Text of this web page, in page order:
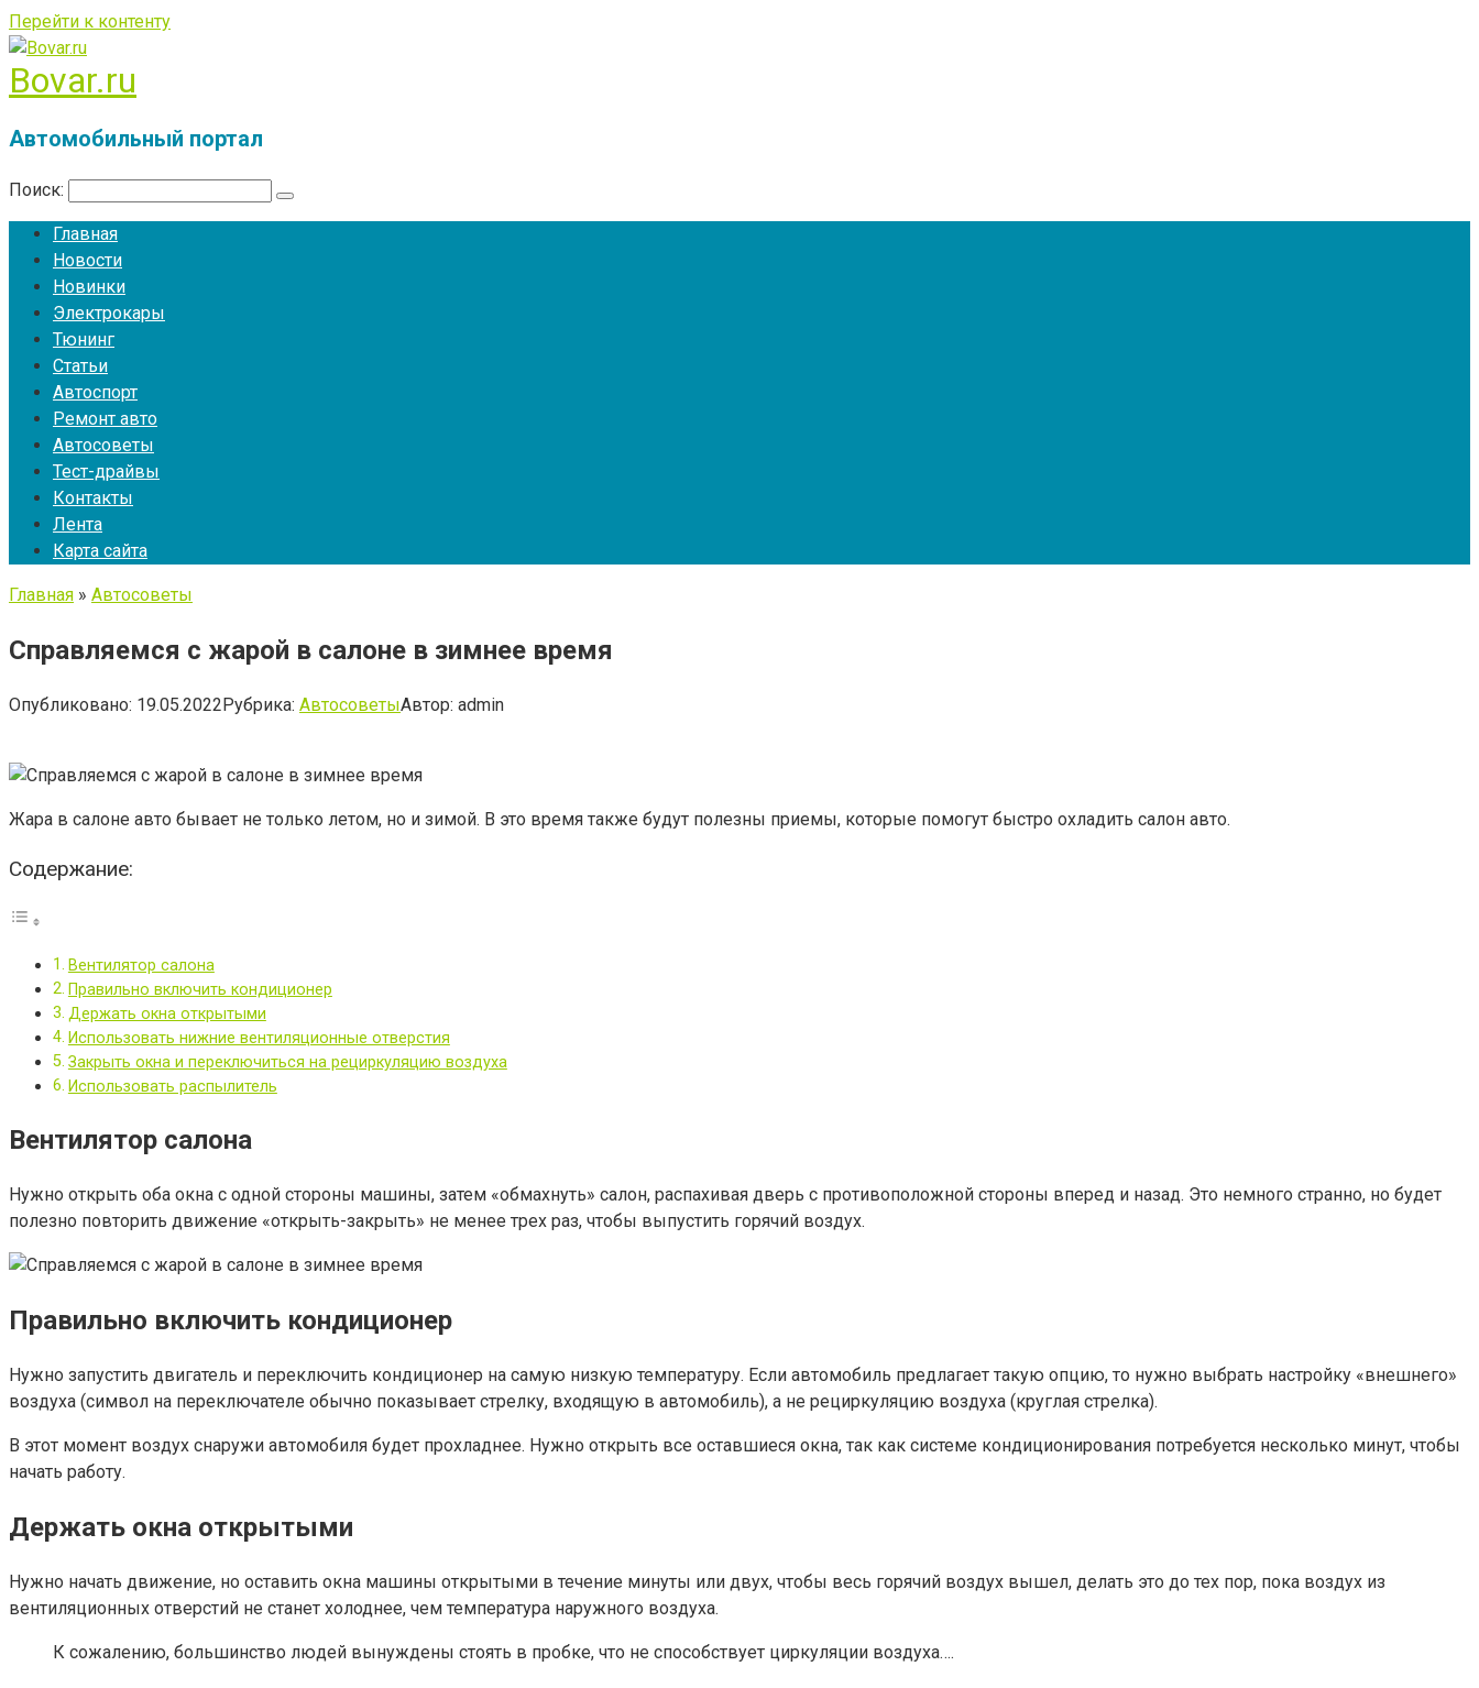
Перейти к контенту
Bovar.ru
Автомобильный портал
Поиск:
Главная
Новости
Новинки
Электрокары
Тюнинг
Статьи
Автоспорт
Ремонт авто
Автосоветы
Тест-драйвы
Контакты
Лента
Карта сайта
Главная » Автосоветы
Справляемся с жарой в салоне в зимнее время
Опубликовано: 19.05.2022Рубрика: АвтосоветыАвтор: admin
Жара в салоне авто бывает не только летом, но и зимой. В это время также будут полезны приемы, которые помогут быстро охладить салон авто.
Содержание:
Вентилятор салона
Правильно включить кондиционер
Держать окна открытыми
Использовать нижние вентиляционные отверстия
Закрыть окна и переключиться на рециркуляцию воздуха
Использовать распылитель
Вентилятор салона
Нужно открыть оба окна с одной стороны машины, затем «обмахнуть» салон, распахивая дверь с противоположной стороны вперед и назад. Это немного странно, но будет
полезно повторить движение «открыть-закрыть» не менее трех раз, чтобы выпустить горячий воздух.
Правильно включить кондиционер
Нужно запустить двигатель и переключить кондиционер на самую низкую температуру. Если автомобиль предлагает такую ​​опцию, то нужно выбрать настройку «внешнего»
воздуха (символ на переключателе обычно показывает стрелку, входящую в автомобиль), а не рециркуляцию воздуха (круглая стрелка).
В этот момент воздух снаружи автомобиля будет прохладнее. Нужно открыть все оставшиеся окна, так как системе кондиционирования потребуется несколько минут, чтобы
начать работу.
Держать окна открытыми
Нужно начать движение, но оставить окна машины открытыми в течение минуты или двух, чтобы весь горячий воздух вышел, делать это до тех пор, пока воздух из
вентиляционных отверстий не станет холоднее, чем температура наружного воздуха.
К сожалению, большинство людей вынуждены стоять в пробке, что не способствует циркуляции воздуха….